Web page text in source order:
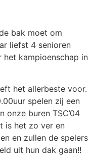
bak moet om
liefst 4 senioren
kampioenschap in
het allerbeste voor.
spelen zij een
onze buren TSC’04
is het zo ver en
en zullen de spelers
uit hun dak gaan!!